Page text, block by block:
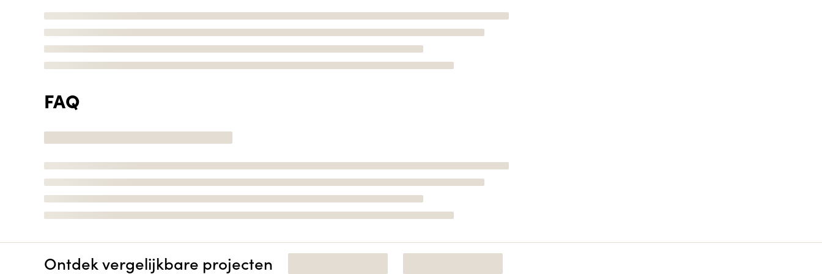
FAQ
Ontdek vergelijkbare projecten